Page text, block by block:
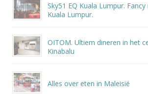
Sky51 EQ Kuala Lumpur.
Kuala Lumpur.
OITOM. Ultiem dineren in het
Kinabalu
Alles over eten in Maleisië